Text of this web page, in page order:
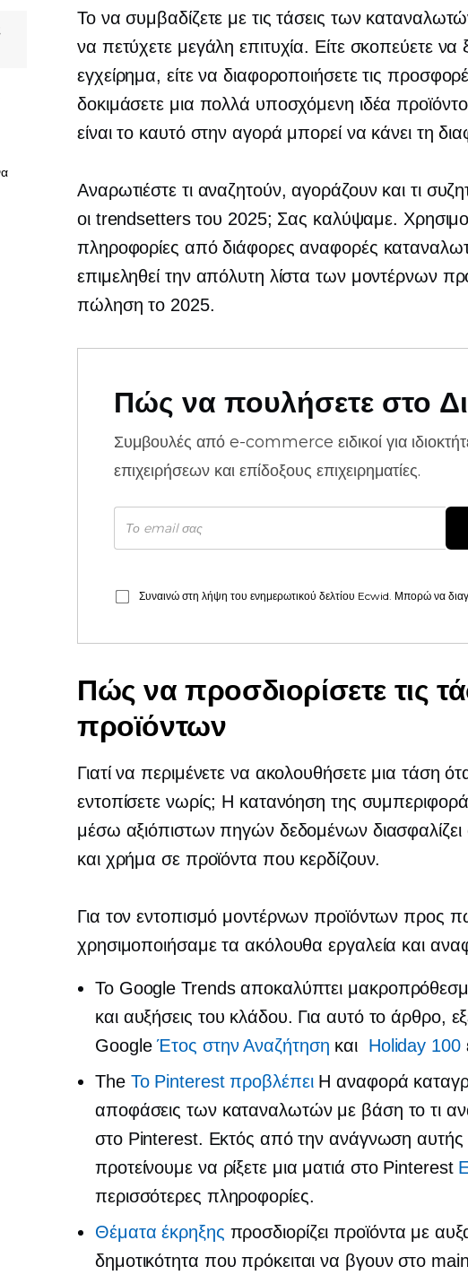
Το να συμβαδίζετε με τις τάσεις των καταναλωτών
να πετύχετε μεγάλη επιτυχία. Είτε σκοπεύετε να
εγχείρημα, είτε να διαφοροποιήσετε τις
δοκιμάσετε μια πολλά υποσχόμενη ιδέα
είναι το καυτό στην αγορά μπορεί να κάνει τη
Αναρωτιέστε τι αναζητούν, αγοράζουν και τι
οι trendsetters του 2025; Σας καλύψαμε.
πληροφορίες από διάφορες αναφορές
επιμεληθεί την απόλυτη λίστα των μοντέρνων
πώληση το 2025.
Πώς να πουλήσετε στο
Συμβουλές από e-commerce ειδικοί για
επιχειρήσεων και επίδοξους επιχειρηματίες.
Συναινώ στη λήψη του ενημερωτικού δελτίου Ecwid. Μπορώ να
Πώς να προσδιορίσετε τις
προϊόντων
Γιατί να περιμένετε να ακολουθήσετε μια τάση
εντοπίσετε νωρίς; Η κατανόηση της
μέσω αξιόπιστων πηγών δεδομένων διασφαλίζει
και χρήμα σε προϊόντα που κερδίζουν.
Για τον εντοπισμό μοντέρνων προϊόντων προς
χρησιμοποιήσαμε τα ακόλουθα εργαλεία και
Το Google Trends αποκαλύπτει
και αυξήσεις του κλάδου. Για αυτό το άρθρο,
GoogleΈτος στην Αναζήτηση και Holiday 100
The Το Pinterest προβλέπει Η αναφορά
αποφάσεις των καταναλωτών με βάση το τι
στο Pinterest. Εκτός από την ανάγνωση αυτής
προτείνουμε να ρίξετε μια ματιά στο Pinterest
περισσότερες πληροφορίες.
Θέματα έκρηξης προσδιορίζει προϊόντα με
δημοτικότητα που πρόκειται να βγουν στο